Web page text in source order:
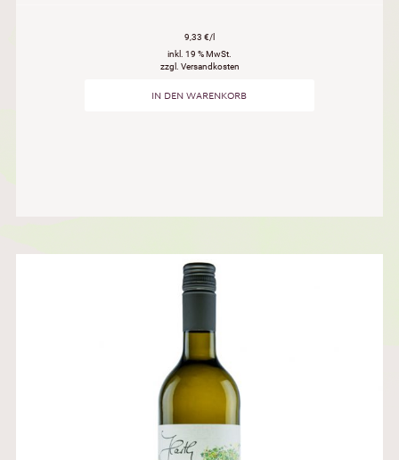
9,33 €/l
inkl. 19 % MwSt.
zzgl. Versandkosten
IN DEN WARENKORB